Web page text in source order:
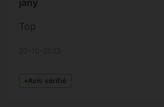
Top
Avis vérifié